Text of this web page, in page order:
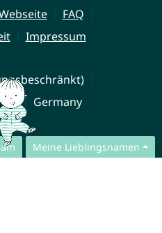
Meine Lieblingsnamen
FAQ
Impressum
Germany